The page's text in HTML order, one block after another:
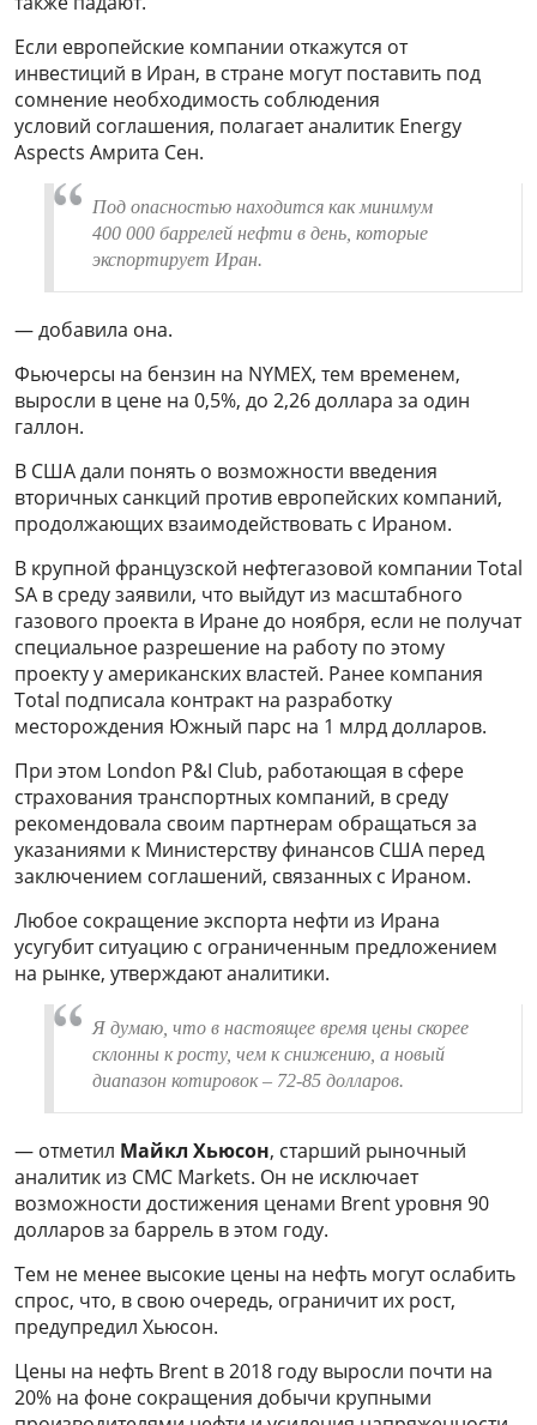
Если европейские компании откажутся от
инвестиций в Иран, в стране могут поставить под
сомнение необходимость соблюдения
условий соглашения, полагает аналитик Energy
Aspects Амрита Сен.
Под опасностью находится как минимум
400 000 баррелей нефти в день, которые
экспортирует Иран.
— добавила она.
Фьючерсы на бензин на NYMEX, тем временем,
выросли в цене на 0,5%, до 2,26 доллара за один
галлон.
В США дали понять о возможности введения
вторичных санкций против европейских компаний,
продолжающих взаимодействовать с Ираном.
В крупной французской нефтегазовой компании Total
SA в среду заявили, что выйдут из масштабного
газового проекта в Иране до ноября, если не получат
специальное разрешение на работу по этому
проекту у американских властей. Ранее компания
Total подписала контракт на разработку
месторождения Южный парс на 1 млрд долларов.
При этом London P&I Club, работающая в сфере
страхования транспортных компаний, в среду
рекомендовала своим партнерам обращаться за
указаниями к Министерству финансов США перед
заключением соглашений, связанных с Ираном.
Любое сокращение экспорта нефти из Ирана
усугубит ситуацию с ограниченным предложением
на рынке, утверждают аналитики.
Я думаю, что в настоящее время цены скорее
склонны к росту, чем к снижению, а новый
диапазон котировок – 72-85 долларов.
— отметил Майкл Хьюсон, старший рыночный
аналитик из CMC Markets. Он не исключает
возможности достижения ценами Brent уровня 90
долларов за баррель в этом году.
Тем не менее высокие цены на нефть могут ослабить
спрос, что, в свою очередь, ограничит их рост,
предупредил Хьюсон.
Цены на нефть Brent в 2018 году выросли почти на
20% на фоне сокращения добычи крупными